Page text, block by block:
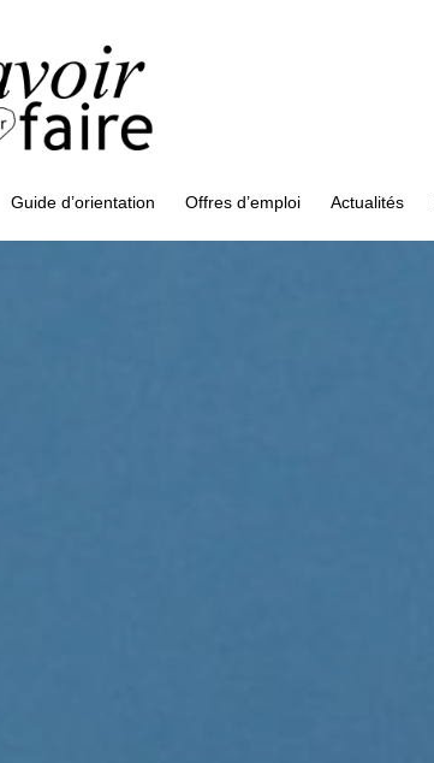
Guide d’orientation Offres d’emploi Actualités